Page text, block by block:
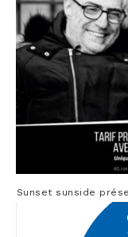
Sun­set sun­side